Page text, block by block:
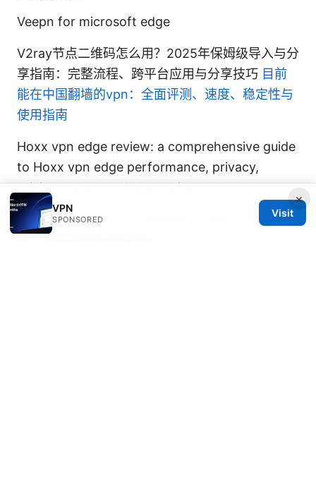
Veepn for microsoft edge
V2ray节点二维码怎么用？2025年保姆级导入与分
享指南：完整流程、跨平台应用与分享技巧 目前
能在中国翻墙的vpn：全面评测、速度、稳定性与
使用指南
Hoxx vpn edge review: a comprehensive guide
to Hoxx vpn edge performance, privacy,
pricing, setup, and alternatives
悟空vpn：完整评测与使用指南｜速度、隐私保
护、跨境解锁与价格对比
×
VPN
SPONSORED
Visit